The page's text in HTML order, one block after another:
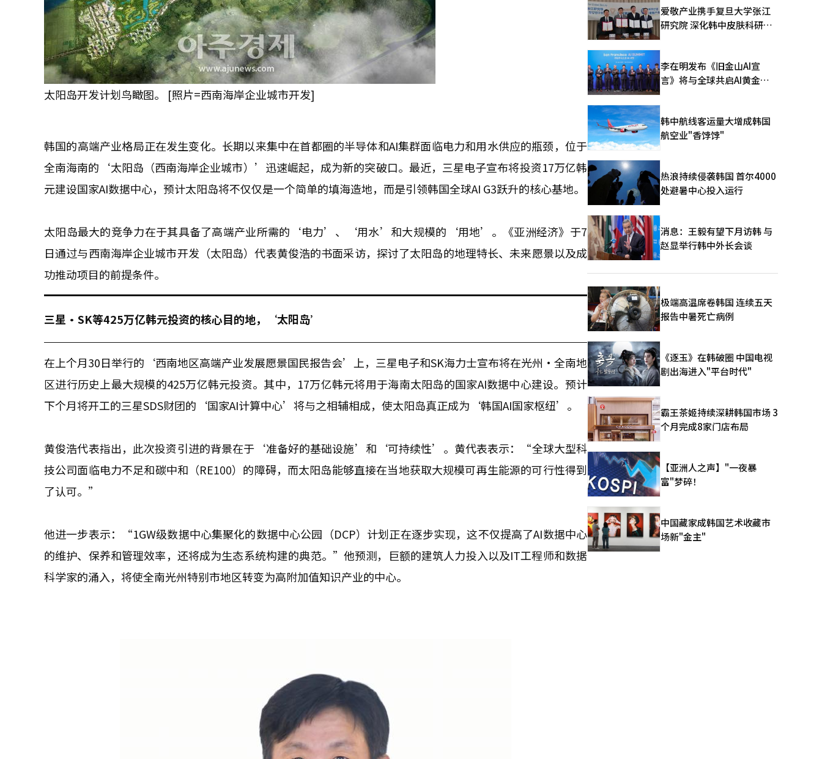
太阳岛开发计划鸟瞰图。 [照片=西南海岸企业城市开发]
韩国的高端产业格局正在发生变化。长期以来集中在首都圈的半导体和AI集群面临电力和用水供应的瓶颈，位于
全南海南的‘太阳岛（西南海岸企业城市）’迅速崛起，成为新的突破口。最近，三星电子宣布将投资17万亿韩
元建设国家AI数据中心，预计太阳岛将不仅仅是一个简单的填海造地，而是引领韩国全球AI G3跃升的核心基地。
太阳岛最大的竞争力在于其具备了高端产业所需的‘电力’、‘用水’和大规模的‘用地’。《亚洲经济》于7
日通过与西南海岸企业城市开发（太阳岛）代表黄俊浩的书面采访，探讨了太阳岛的地理特长、未来愿景以及成
功推动项目的前提条件。
三星·SK等425万亿韩元投资的核心目的地，‘太阳岛’
在上个月30日举行的‘西南地区高端产业发展愿景国民报告会’上，三星电子和SK海力士宣布将在光州·全南地
区进行历史上最大规模的425万亿韩元投资。其中，17万亿韩元将用于海南太阳岛的国家AI数据中心建设。预计
下个月将开工的三星SDS财团的‘国家AI计算中心’将与之相辅相成，使太阳岛真正成为‘韩国AI国家枢纽’。
黄俊浩代表指出，此次投资引进的背景在于‘准备好的基础设施’和‘可持续性’。黄代表表示：“全球大型科
技公司面临电力不足和碳中和（RE100）的障碍，而太阳岛能够直接在当地获取大规模可再生能源的可行性得到
了认可。”
他进一步表示：“1GW级数据中心集聚化的数据中心公园（DCP）计划正在逐步实现，这不仅提高了AI数据中心
的维护、保养和管理效率，还将成为生态系统构建的典范。”他预测，巨额的建筑人力投入以及IT工程师和数据
科学家的涌入，将使全南光州特别市地区转变为高附加值知识产业的中心。
爱敬产业携手复旦大学张江
研究院 深化韩中皮肤科研合
李在明发布《旧金山AI宣
言》将与全球共启AI黄金时
韩中航线客运量大增成韩国
航空业"香饽饽"
热浪持续侵袭韩国 首尔4000
处避暑中心投入运行
消息：王毅有望下月访韩 与
赵显举行韩中外长会谈
极端高温席卷韩国 连续五天
报告中暑死亡病例
《逐玉》在韩破圈 中国电视
剧出海进入"平台时代"
霸王茶姬持续深耕韩国市场 3
个月完成8家门店布局
【亚洲人之声】"一夜暴
富"梦碎！
中国藏家成韩国艺术收藏市
场新"金主"